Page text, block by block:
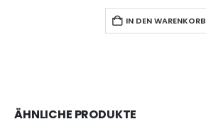
IN DEN WARENKORB
ÄHNLICHE PRODUKTE